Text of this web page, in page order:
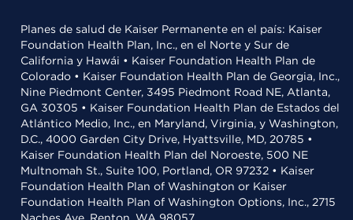
Planes de salud de Kaiser Permanente en el país: Kaiser
Foundation Health Plan, Inc., en el Norte y Sur de
California y Hawái • Kaiser Foundation Health Plan de
Colorado • Kaiser Foundation Health Plan de Georgia, Inc.,
Nine Piedmont Center, 3495 Piedmont Road NE, Atlanta,
GA 30305 • Kaiser Foundation Health Plan de Estados del
Atlántico Medio, Inc., en Maryland, Virginia, y Washington,
D.C., 4000 Garden City Drive, Hyattsville, MD, 20785 •
Kaiser Foundation Health Plan del Noroeste, 500 NE
Multnomah St., Suite 100, Portland, OR 97232 • Kaiser
Foundation Health Plan of Washington or Kaiser
Foundation Health Plan of Washington Options, Inc., 2715